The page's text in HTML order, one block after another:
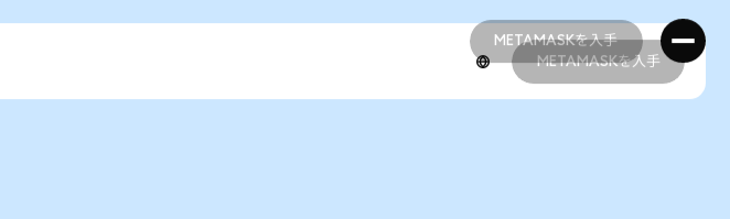
METAMASKを入手
METAMASKを入手
METAMASKを入手